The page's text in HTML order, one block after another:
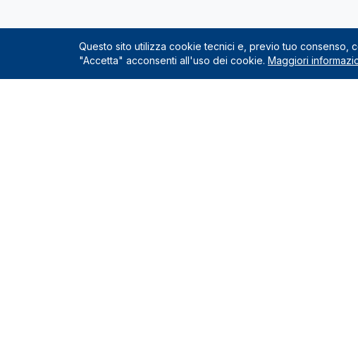
Questo sito utilizza cookie tecnici e, previo tuo consenso,
"Accetta" acconsenti all'uso dei cookie. Maggiori